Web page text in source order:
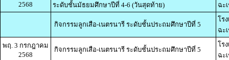
2568
ระดับชั้นมัธยมศึกษาปีที่ 4-6 (วันสุดท้าย)
ฉะ
กิจกรรมลูกเสือ-เนตรนารี ระดับชั้นประถมศึกษาปีที่ 5
โร
ฉะ
พฤ. 3 กรกฎาคม
2568
กิจกรรมลูกเสือ-เนตรนารี ระดับชั้นประถมศึกษาปีที่ 5
โร
ฉะ